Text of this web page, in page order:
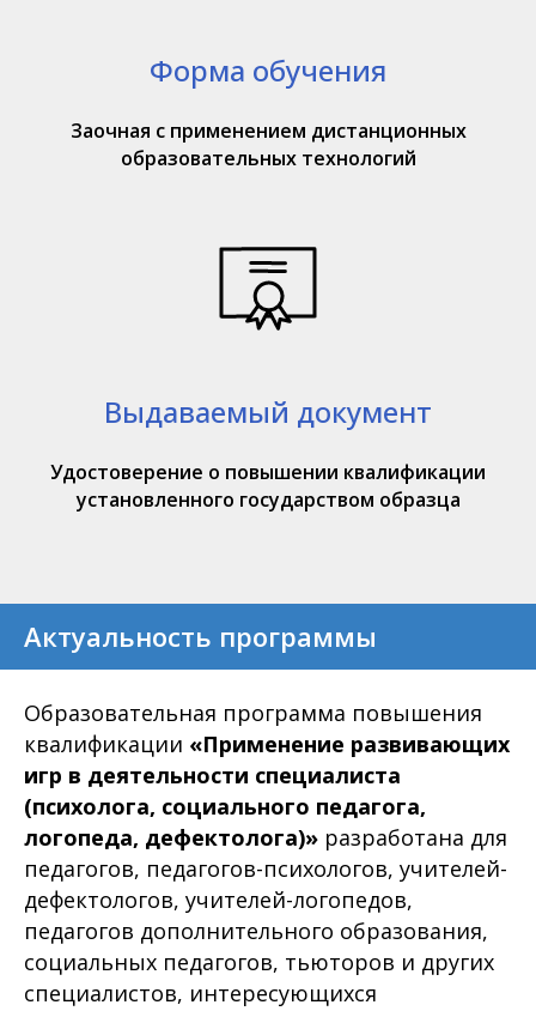
Форма обучения
Заочная с применением дистанционных
образовательных технологий
Выдаваемый документ
Удостоверение о повышении квалификации
установленного государством образца
Актуальность программы
Образовательная программа повышения
квалификации «Применение развивающих
игр в деятельности специалиста
(психолога, социального педагога,
логопеда, дефектолога)» разработана для
педагогов, педагогов-психологов, учителей-
дефектологов, учителей-логопедов,
педагогов дополнительного образования,
социальных педагогов, тьюторов и других
специалистов, интересующихся